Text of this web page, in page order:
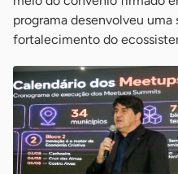
programa desenvolveu
fortalecimento do